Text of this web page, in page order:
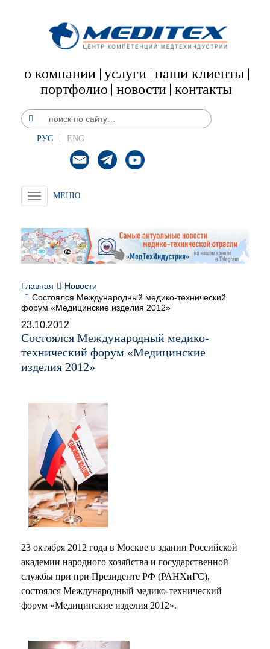
о компании услуги наши клиенты
портфолио новости контакты
РУС ENG
Toggle
navigation
Главная
Новости
Состоялся Международный медико-технический
форум «Медицинские изделия 2012»
23.10.2012
Состоялся Международный медико-
технический форум «Медицинские
изделия 2012»
23 октября 2012 года в Москве в здании Российской
академии народного хозяйства и государственной
службы при при Президенте РФ (РАНХиГС),
состоялся Международный медико-технический
форум «Медицинские изделия 2012».